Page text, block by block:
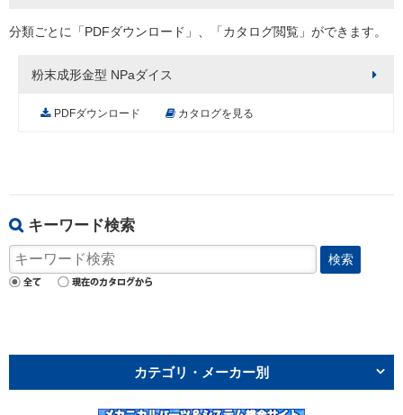
分類ごとに「PDFダウンロード」、「カタログ閲覧」ができます。
粉末成形金型 NPaダイス
PDFダウンロード カタログを見る
キーワード検索
検索
カテゴリ・メーカー別